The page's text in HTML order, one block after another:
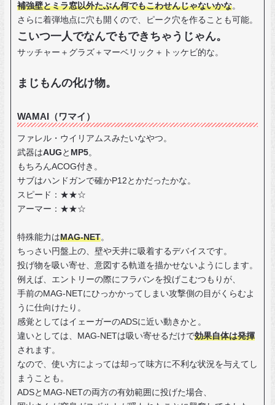
補強壁とミラ窓以外たぶん何でもこわせんじゃないかな。
さらに着弾地点に穴も開くので、ピーク穴を作ることも可能。
こいつ一人でなんでもできちゃうじゃん。
サッチャー＋グラズ＋マーベリック＋トッケビ的な。
まじもんの化け物。
WAMAI（ワマイ）
ファレル・ウイリアムスみたいなやつ。
武器はAUG と MP5。
もちろんACOG付き。
サブはハンドガンで確かP12とかだったかな。
スピード：★★☆
アーマー：★★☆
特殊能力はMAG-NET。
ちっさい円盤上の、壁や天井に吸着するデバイスです。
投げ物を吸い寄せ、意図する軌道を描かせないようにします。
例えば、エントリーの際にフラバンを投げこむつもりが、
手前のMAG-NETにひっかかってしまい攻撃側の目がくらむよ
うに仕向けたり。
感覚としてはイェーガーのADSに近い動きかと。
違いとしては、MAG-NETは吸い寄せるだけで効果自体は発揮
されます。
なので、使い方によっては却って味方に不利な状況を与えてし
まうことも。
ADSとMAG-NETの両方の有効範囲に投げた場合、